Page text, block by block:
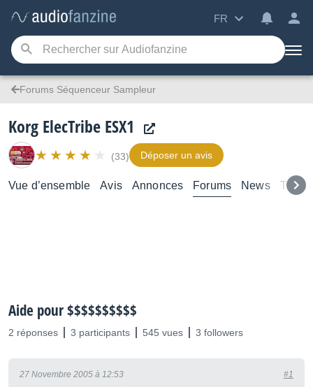
FR
Forums Séquenceur Sampleur
Korg ElecTribe ESX1
(33) Déposer un avis
Vue d’ensemble Avis Annonces Forums News
Aide pour $$$$$$$$$$
2 réponses 3 participants 545 vues 3 followers
27 Novembre 2005 à 12:53 #1